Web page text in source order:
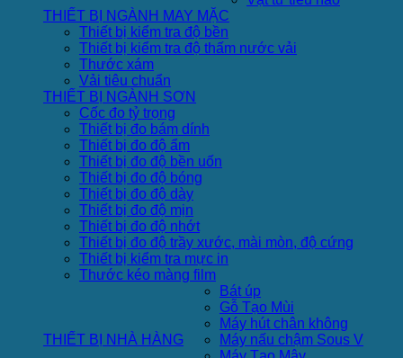
THIẾT BỊ NGÀNH MAY MẶC
Thiết bị kiểm tra độ bền
Thiết bị kiểm tra độ thấm nước vải
Thước xám
Vải tiêu chuẩn
THIẾT BỊ NGÀNH SƠN
Cốc đo tỷ trọng
Thiết bị đo bám dính
Thiết bị đo độ ẩm
Thiết bị đo độ bền uốn
Thiết bị đo độ bóng
Thiết bị đo độ dày
Thiết bị đo độ mịn
Thiết bị đo độ nhớt
Thiết bị đo độ trầy xước, mài mòn, độ cứng
Thiết bị kiểm tra mực in
Thước kéo màng film
THIẾT BỊ NHÀ HÀNG
Bát úp
Gỗ Tạo Mùi
Máy hút chân không
Máy nấu chậm Sous V